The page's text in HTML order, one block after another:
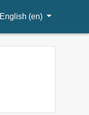
English ‎(en)‎